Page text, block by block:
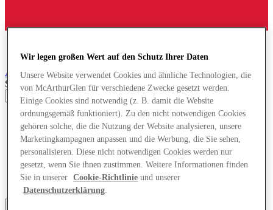
AshfordDesigner Outlet
Search input
Geschäfte
Angebote
Planen Sie Ihren Besuch
Was läuft
Essen & Trinken
Geschenkkarten
Dienstleistungen
Wir legen großen Wert auf den Schutz Ihrer Daten
Unsere Website verwendet Cookies und ähnliche Technologien, die
von McArthurGlen für verschiedene Zwecke gesetzt werden.
Einige Cookies sind notwendig (z. B. damit die Website
ordnungsgemäß funktioniert). Zu den nicht notwendigen Cookies
gehören solche, die die Nutzung der Website analysieren, unsere
Marketingkampagnen anpassen und die Werbung, die Sie sehen,
personalisieren. Diese nicht notwendigen Cookies werden nur
gesetzt, wenn Sie ihnen zustimmen. Weitere Informationen finden
Sie in unserer
Cookie-Richtlinie und unserer
Datenschutzerklärung